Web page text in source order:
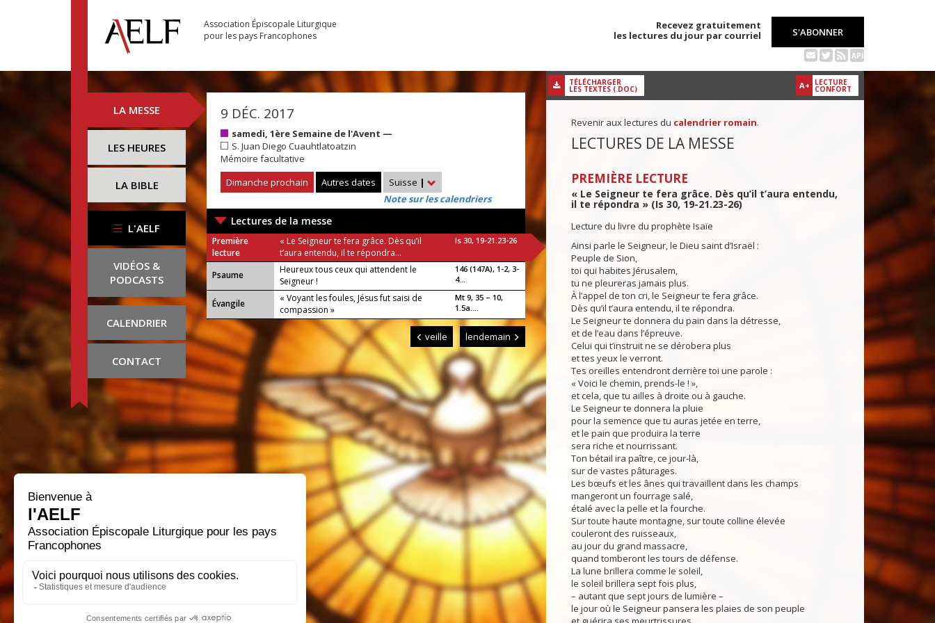
Association Épiscopale Liturgique
pour les pays Francophones
Recevez gratuitement
les lectures du jour par courriel
S'ABONNER
API
LA MESSE
LES HEURES
LA BIBLE
L'AELF
VIDÉOS &
PODCASTS
CALENDRIER
CONTACT
9 DÉC. 2017
samedi, 1ère Semaine de l'Avent —
S. Juan Diego Cuauhtlatoatzin
Mémoire facultative
Dimanche prochain
Autres dates Suisse |
Note sur les calendriers
Lectures de la messe
Première
lecture
« Le Seigneur te fera grâce. Dès qu’il
t’aura entendu, il te répondra...
Is 30, 19-21.23-26
Psaume
Heureux tous ceux qui attendent le
Seigneur !
ou : Alléluia !
146 (147A), 1-2, 3-
4...
Évangile
« Voyant les foules, Jésus fut saisi de
compassion »
Mt 9, 35 – 10,
1.5a....
veille lendemain
A+ LECTURE
CONFORT
TÉLÉCHARGER
LES TEXTES (.DOC)
Revenir aux lectures du calendrier romain.
LECTURES DE LA MESSE
PREMIÈRE LECTURE
« Le Seigneur te fera grâce. Dès qu’il t’aura entendu,
il te répondra » (Is 30, 19-21.23-26)
Lecture du livre du prophète Isaïe
Ainsi parle le Seigneur, le Dieu saint d’Israël :
Peuple de Sion,
toi qui habites Jérusalem,
tu ne pleureras jamais plus.
À l’appel de ton cri, le Seigneur te fera grâce.
Dès qu’il t’aura entendu, il te répondra.
Le Seigneur te donnera du pain dans la détresse,
et de l’eau dans l’épreuve.
Celui qui t’instruit ne se dérobera plus
et tes yeux le verront.
Tes oreilles entendront derrière toi une parole :
« Voici le chemin, prends-le ! »,
et cela, que tu ailles à droite ou à gauche.
Le Seigneur te donnera la pluie
pour la semence que tu auras jetée en terre,
et le pain que produira la terre
sera riche et nourrissant.
Ton bétail ira paître, ce jour-là,
sur de vastes pâturages.
Les bœufs et les ânes qui travaillent dans les champs
mangeront un fourrage salé,
étalé avec la pelle et la fourche.
Sur toute haute montagne, sur toute colline élevée
couleront des ruisseaux,
au jour du grand massacre,
quand tomberont les tours de défense.
La lune brillera comme le soleil,
le soleil brillera sept fois plus,
– autant que sept jours de lumière –
le jour où le Seigneur pansera les plaies de son peuple